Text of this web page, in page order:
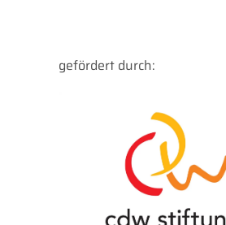
gefördert durch: